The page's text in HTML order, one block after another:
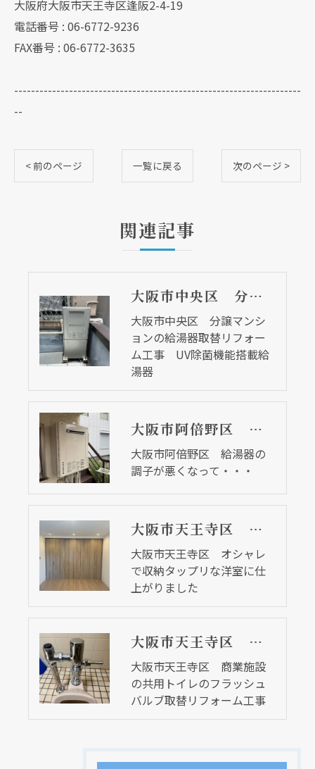
大阪府大阪市天王寺区逢阪2-4-19
電話番号 : 06-6772-9236
FAX番号 : 06-6772-3635
--------------------------------------------------------------------
--
< 前のページ 一覧に戻る 次のページ >
関連記事
大阪市中央区 分譲マンションの給湯器取替リフォーム工事 UV除菌機能搭載給湯器
大阪市中央区 分譲マンシ
ョンの給湯器取替リフォー
ム工事 UV除菌機能搭載給
湯器
大阪市阿倍野区 給湯器の調子が悪くなって・・・
大阪市阿倍野区 給湯器の
調子が悪くなって・・・
大阪市天王寺区 オシャレで収納タップリな洋室に仕上がりました
大阪市天王寺区 オシャレ
で収納タップリな洋室に仕
上がりました
大阪市天王寺区 商業施設の共用トイレのフラッシュバルブ取替リフォーム工事
大阪市天王寺区 商業施設
の共用トイレのフラッシュ
バルブ取替リフォーム工事